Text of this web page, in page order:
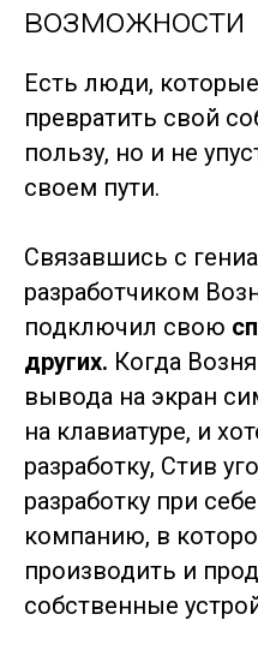
возможности
Есть люди,
превратить свой
пользу, но и не
своем пути.
Связавшись с
разработчиком
подключил свою
других. Когда
вывода на экран
на клавиатуре, и
разработку, Стив
разработку при
компанию, в
производить и
собственные